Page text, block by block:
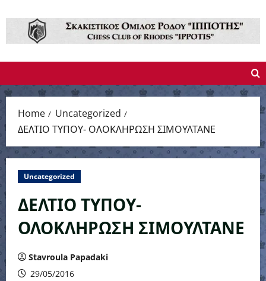
content
Home
Uncategorized
ΔΕΛΤΙΟ ΤΥΠΟΥ- ΟΛΟΚΛΗΡΩΣΗ ΣΙΜΟΥΛΤΑΝΕ
Uncategorized
ΔΕΛΤΙΟ ΤΥΠΟΥ-
ΟΛΟΚΛΗΡΩΣΗ ΣΙΜΟΥΛΤΑΝΕ
Stavroula Papadaki
29/05/2016